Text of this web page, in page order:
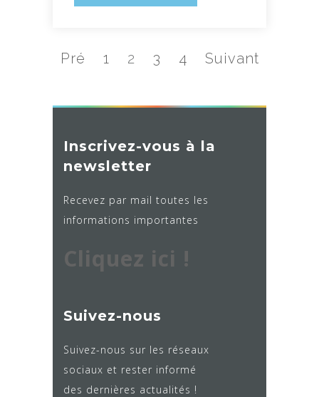
Pré 1 2 3 4 Suivant
Inscrivez-vous à la
newsletter
Recevez par mail toutes les
informations importantes
Cliquez ici !
Suivez-nous
Suivez-nous sur les réseaux
sociaux et rester informé
des dernières actualités !